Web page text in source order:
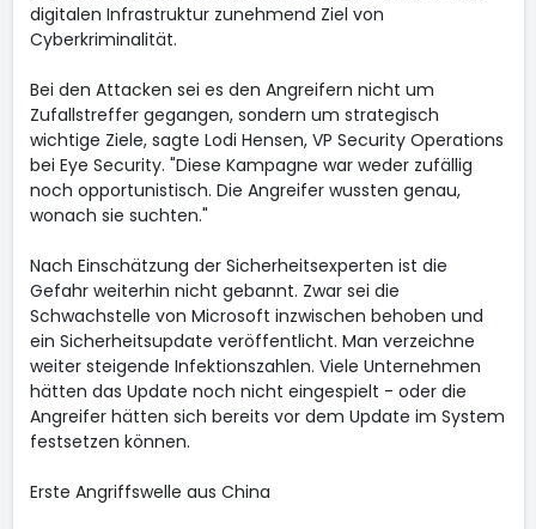
digitalen Infrastruktur zunehmend Ziel von
Cyberkriminalität.
Bei den Attacken sei es den Angreifern nicht um
Zufallstreffer gegangen, sondern um strategisch
wichtige Ziele, sagte Lodi Hensen, VP Security Operations
bei Eye Security. "Diese Kampagne war weder zufällig
noch opportunistisch. Die Angreifer wussten genau,
wonach sie suchten."
Nach Einschätzung der Sicherheitsexperten ist die
Gefahr weiterhin nicht gebannt. Zwar sei die
Schwachstelle von Microsoft inzwischen behoben und
ein Sicherheitsupdate veröffentlicht. Man verzeichne
weiter steigende Infektionszahlen. Viele Unternehmen
hätten das Update noch nicht eingespielt - oder die
Angreifer hätten sich bereits vor dem Update im System
festsetzen können.
Erste Angriffswelle aus China